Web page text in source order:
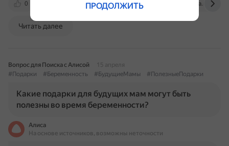
0 www.baby.ru www.alltime.ru mokka.ru
Читать далее
Вопрос для Поиска с Алисой
15 апреля
#Подарки
#Беременность #БудущиеМамы #ПолезныеПодарки
Какие подарки для будущих мам могут быть
полезны во время беременности?
Алиса
На основе источников, возможны неточности
ПРОДОЛЖИТЬ